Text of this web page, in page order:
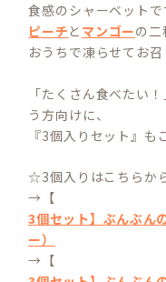
食感のシャーベットで
ピーチ と マンゴーの二
おうちで凍らせてお召
「たくさん食べたい
う方向けに、
『3個入りセット』も
☆3個入りはこちらか
→【
3個セット】ぶんぶん
ー）
→【